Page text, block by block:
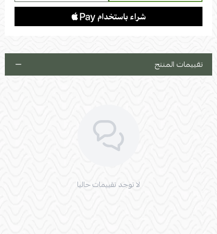
تقييمات المنتج
لا توجد تقييمات حاليا